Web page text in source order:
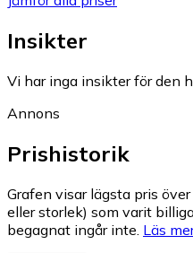
Insikter
Vi har inga insikter för den
Annons
Prishistorik
Grafen visar lägsta pris
eller storlek) som varit
begagnat ingår inte. Läs